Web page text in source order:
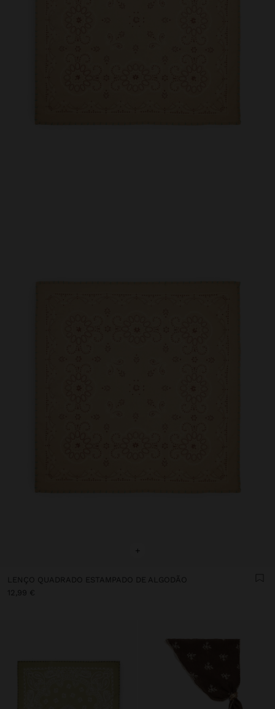
+
LENÇO QUADRADO ESTAMPADO DE ALGODÃO
12,99 €